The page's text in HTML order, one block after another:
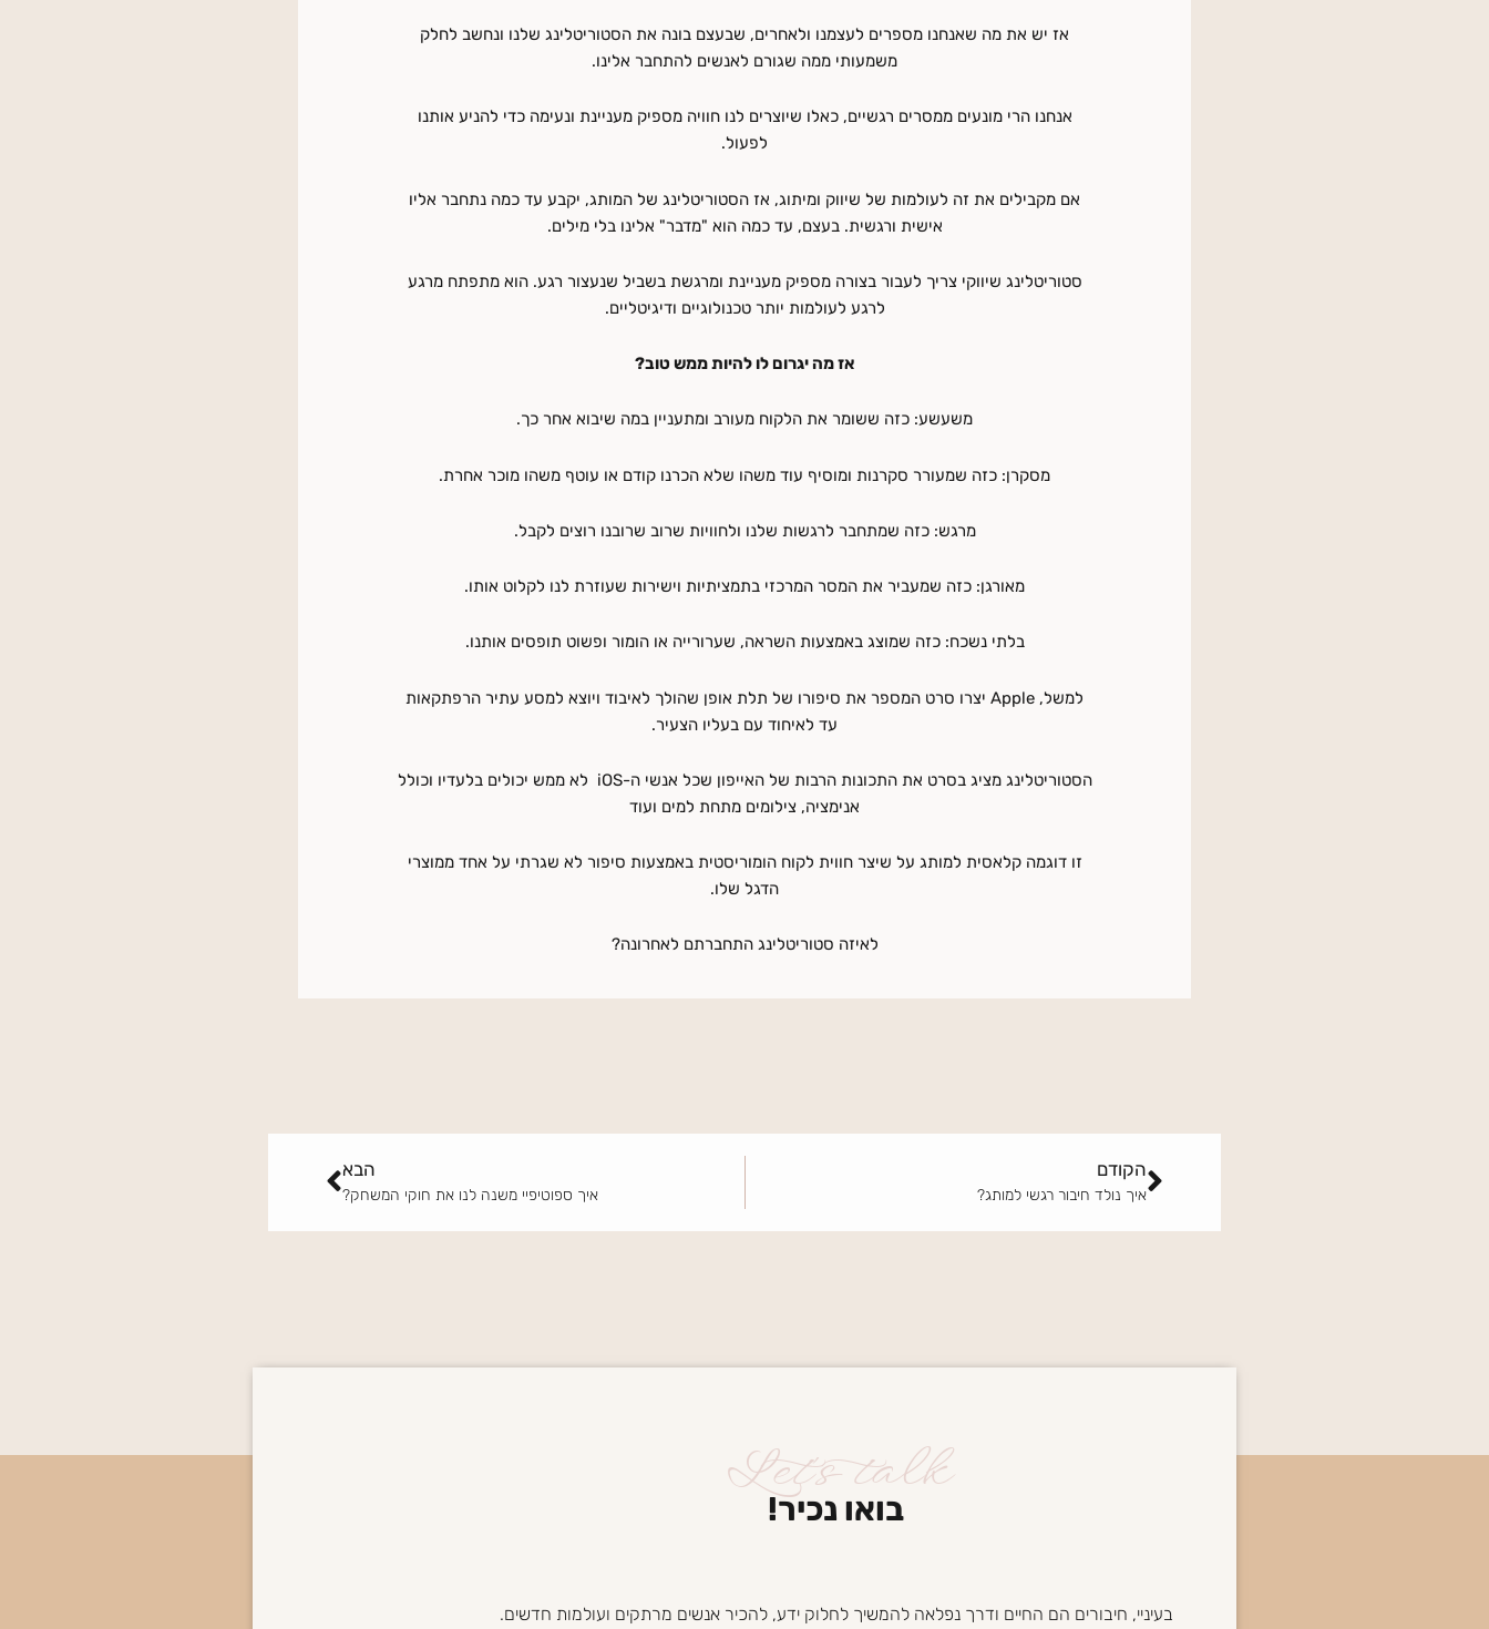
אז יש את מה שאנחנו מספרים לעצמנו ולאחרים, שבעצם בונה את הסטוריטלינג שלנו ונחשב לחלק
משמעותי ממה שגורם לאנשים להתחבר אלינו.
אנחנו הרי מונעים ממסרים רגשיים, כאלו שיוצרים לנו חוויה מספיק מעניינת ונעימה כדי להניע אותנו
לפעול.
אם מקבילים את זה לעולמות של שיווק ומיתוג, אז הסטוריטלינג של המותג, יקבע עד כמה נתחבר אליו
אישית ורגשית. בעצם, עד כמה הוא "מדבר" אלינו בלי מילים.
סטוריטלינג שיווקי צריך לעבור בצורה מספיק מעניינת ומרגשת בשביל שנעצור רגע. הוא מתפתח מרגע
לרגע לעולמות יותר טכנולוגיים ודיגיטליים.
אז מה יגרום לו להיות ממש טוב?
משעשע: כזה ששומר את הלקוח מעורב ומתעניין במה שיבוא אחר כך.
מסקרן: כזה שמעורר סקרנות ומוסיף עוד משהו שלא הכרנו קודם או עוטף משהו מוכר אחרת.
מרגש: כזה שמתחבר לרגשות שלנו ולחוויות שרוב שרובנו רוצים לקבל.
מאורגן: כזה שמעביר את המסר המרכזי בתמציתיות וישירות שעוזרת לנו לקלוט אותו.
בלתי נשכח: כזה שמוצג באמצעות השראה, שערורייה או הומור ופשוט תופסים אותנו.
למשל, Apple יצרו סרט המספר את סיפורו של תלת אופן שהולך לאיבוד ויוצא למסע עתיר הרפתקאות
עד לאיחוד עם בעליו הצעיר.
הסטוריטלינג מציג בסרט את התכונות הרבות של האייפון שכל אנשי ה-iOS לא ממש יכולים בלעדיו וכולל
אנימציה, צילומים מתחת למים ועוד
זו דוגמה קלאסית למותג על שיצר חווית לקוח הומוריסטית באמצעות סיפור לא שגרתי על אחד ממוצרי
הדגל שלו.
לאיזה סטוריטלינג התחברתם לאחרונה?
קודם
הקודם
איך נולד חיבור רגשי למותג?
הבא
איך ספוטיפיי משנה לנו את חוקי המשחק?
Let's talk
בואו נכיר!​
בעיניי, חיבורים הם החיים ודרך נפלאה להמשיך לחלוק ידע, להכיר אנשים מרתקים ועולמות חדשים.